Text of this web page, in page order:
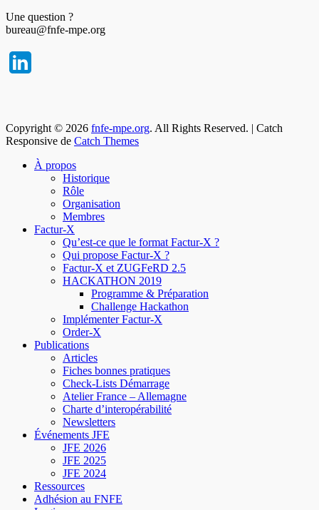
Une question ?
bureau@fnfe-mpe.org
Copyright © 2026 fnfe-mpe.org. All Rights Reserved. | Catch
Responsive de Catch Themes
À propos
Historique
Rôle
Organisation
Membres
Factur-X
Qu’est-ce que le format Factur-X ?
Qui propose Factur-X ?
Factur-X et ZUGFeRD 2.5
HACKATHON 2019
Programme & Préparation
Challenge Hackathon
Implémenter Factur-X
Order-X
Publications
Articles
Fiches bonnes pratiques
Check-Lists Démarrage
Atelier France – Allemagne
Charte d’interopérabilité
Newsletters
Événements JFE
JFE 2026
JFE 2025
JFE 2024
Ressources
Adhésion au FNFE